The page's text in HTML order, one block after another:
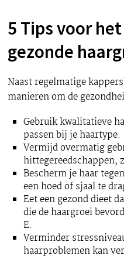
5 Tips voor
gezonde
Naast regelmatige
manieren om de
Gebruik kwalitatieve
passen bij je haartype.
Vermijd overmatig
hittegereedschappen,
Bescherm je haar
een hoed of sjaal te
Eet een gezond dieet
die de haargroei
E.
Verminder
haarproblemen kan